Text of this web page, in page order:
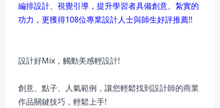
編排設計、視覺引導，提升學習者具備創意、紮實的
功力，更獲得108位專業設計人士與師生好評推薦!!
設計好Mix，觸動美感輕設計!
創意、點子、人氣範例，讓您輕鬆找到設計師的商業
作品關鍵技巧，輕鬆上手!